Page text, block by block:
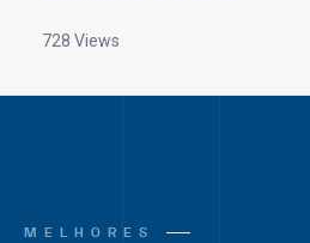
728 Views
MELHORES